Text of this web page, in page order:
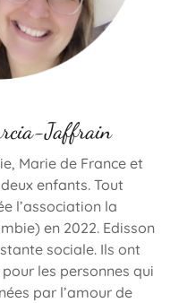
Jaffrain
Marie de France et
enfants. Tout
l’association la
en 2022. Edisson
sociale. Ils ont
les personnes qui
par l’amour de